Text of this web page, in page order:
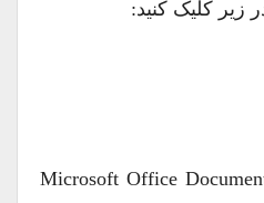
کلیک کنید:
Microsoft Office